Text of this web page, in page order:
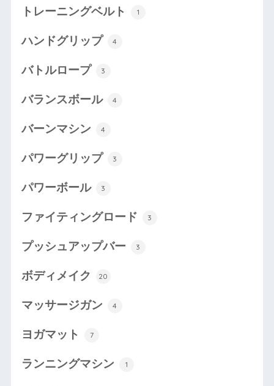
トレーニングベルト 1
ハンドグリップ 4
バトルロープ 3
バランスボール 4
バーンマシン 4
パワーグリップ 3
パワーボール 3
ファイティングロード 3
プッシュアップバー 3
ボディメイク 20
マッサージガン 4
ヨガマット 7
ランニングマシン 1